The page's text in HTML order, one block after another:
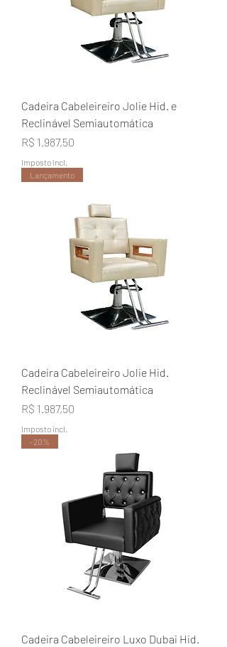
Cadeira Cabeleireiro Jolie Hid. e
Reclinável Semiautomática
Preço
R$ 1.987,50
Imposto incl.
Lançamento
Cadeira Cabeleireiro Jolie Hid.
Reclinável Semiautomática
Preço
R$ 1.987,50
Imposto incl.
-20%
Cadeira Cabeleireiro Luxo Dubai Hid.